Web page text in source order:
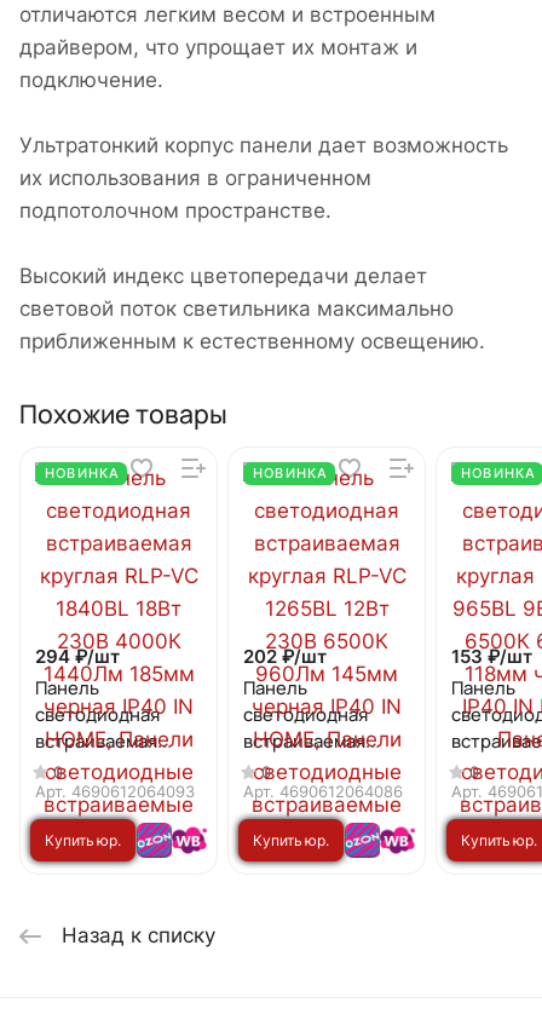
отличаются легким весом и встроенным
драйвером, что упрощает их монтаж и
подключение.
Ультратонкий корпус панели дает возможность
их использования в ограниченном
подпотолочном пространстве.
Высокий индекс цветопередачи делает
световой поток светильника максимально
приближенным к естественному освещению.
Похожие товары
НОВИНКА
294 ₽/шт
Панель
светодиодная
встраиваемая
круглая RLP-VC
1840BL 18Вт 230В
4000К 1440Лм
185мм черная IP40
IN HOME
0
Арт. 4690612064093
Купить юр.
НОВИНКА
202 ₽/шт
Панель
светодиодная
встраиваемая
круглая RLP-VC
1265BL 12Вт 230В
6500К 960Лм
145мм черная IP40
IN HOME
0
Арт. 4690612064086
Купить юр.
НОВИНКА
153 ₽/шт
Панель
круглая
965BL
6500К
118мм
IN HOME
0
Арт.
Купить юр.
Назад к списку